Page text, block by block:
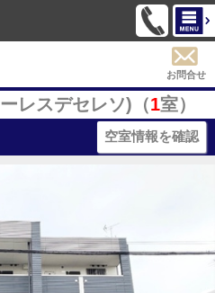
お問合せ
レスデセレソ)（1室）
空室情報を確認